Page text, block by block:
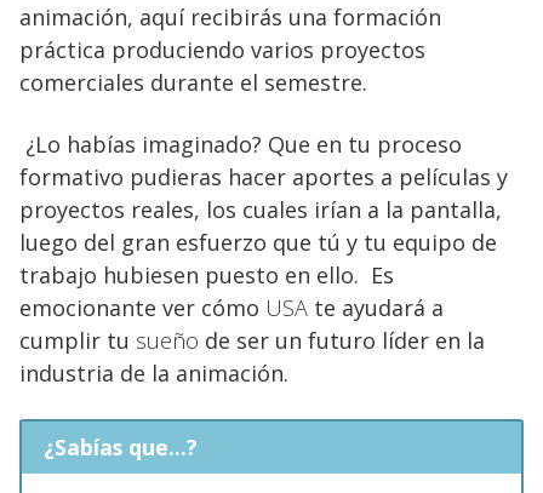
animación, aquí recibirás una formación
práctica produciendo varios proyectos
comerciales durante el semestre.
¿Lo habías imaginado? Que en tu proceso
formativo pudieras hacer aportes a películas y
proyectos reales, los cuales irían a la pantalla,
luego del gran esfuerzo que tú y tu equipo de
trabajo hubiesen puesto en ello. Es
emocionante ver cómo USA te ayudará a
cumplir tu sueño de ser un futuro líder en la
industria de la animación.
¿Sabías que...?